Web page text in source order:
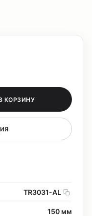
КОРЗИНУ
TR3031-AL
150 мм